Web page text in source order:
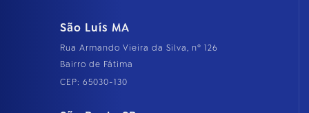
São Luís MA
Rua Armando Vieira da Silva, nº 126
Bairro de Fátima
CEP: 65030-130